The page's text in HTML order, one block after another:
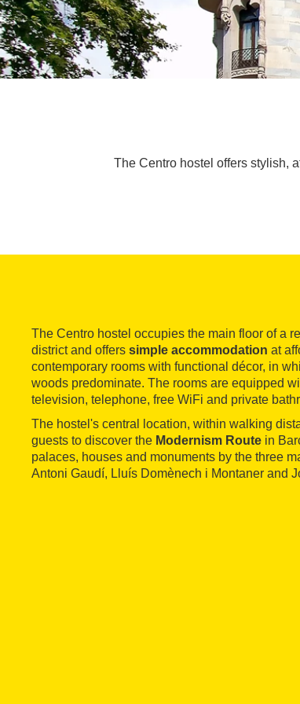
The Centro hostel offers stylish,
The Centro hostel occupies the main floor of a
district and offers simple accommodation at
contemporary rooms with functional décor, in
woods predominate. The rooms are equipped
television, telephone, free WiFi and private
The hostel's central location, within walking
guests to discover the Modernism Route in
palaces, houses and monuments by the three
Antoni Gaudí, Lluís Domènech i Montaner and